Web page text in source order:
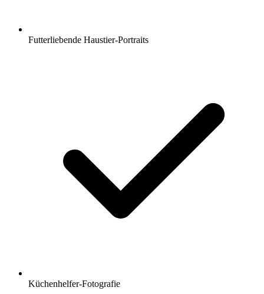
Futterliebende Haustier-Portraits
Küchenhelfer-Fotografie